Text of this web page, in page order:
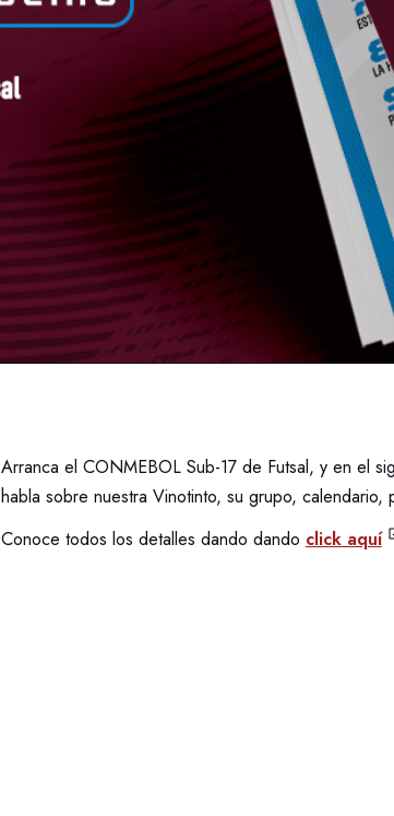
Arranca el CONMEBOL Sub-17 de Futsal, y en el
habla sobre nuestra Vinotinto, su grupo, calendario,
Conoce todos los detalles dando dando click aquí